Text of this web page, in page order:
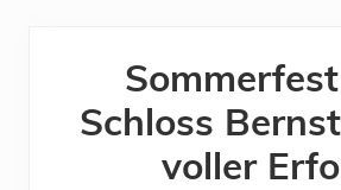
Schloss
voller